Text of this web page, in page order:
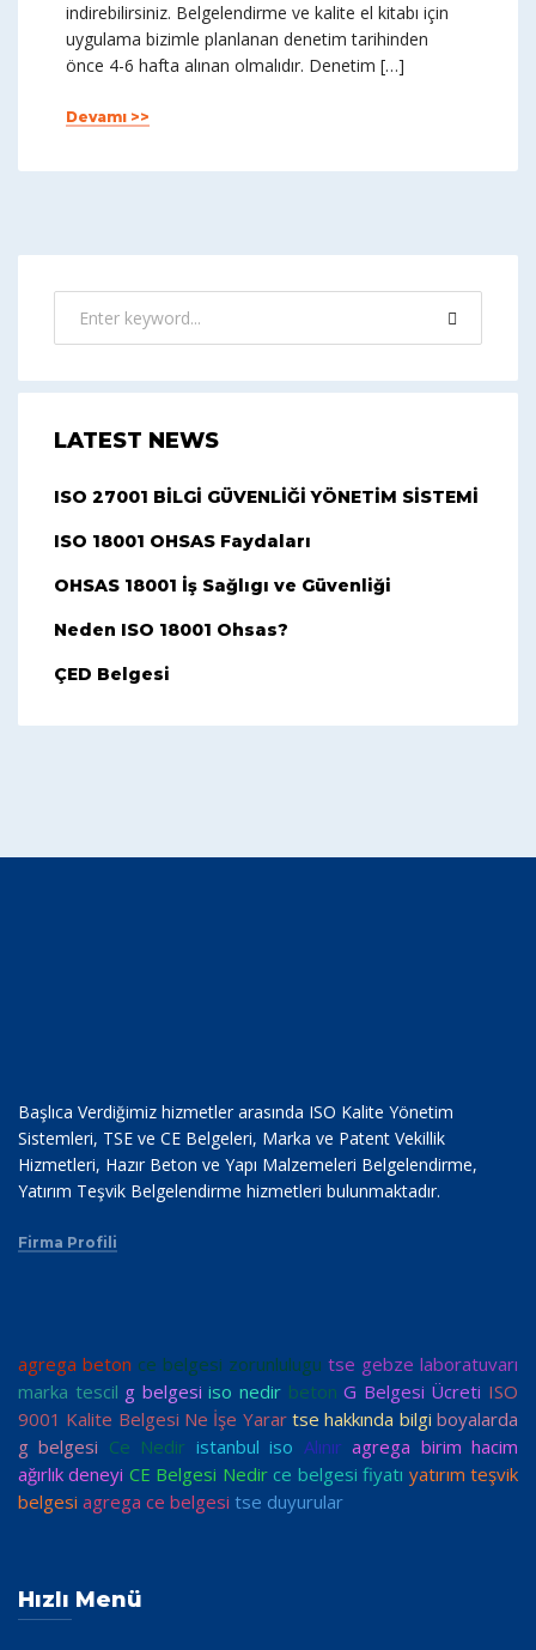
indirebilirsiniz. Belgelendirme ve kalite el kitabı için
uygulama bizimle planlanan denetim tarihinden
önce 4-6 hafta alınan olmalıdır. Denetim […]
Devamı >>
LATEST NEWS
ISO 27001 BİLGİ GÜVENLİĞİ YÖNETİM SİSTEMİ
ISO 18001 OHSAS Faydaları
OHSAS 18001 İş Sağlıgı ve Güvenliği
Neden ISO 18001 Ohsas?
ÇED Belgesi
Başlıca Verdiğimiz hizmetler arasında ISO Kalite Yönetim
Sistemleri, TSE ve CE Belgeleri, Marka ve Patent Vekillik
Hizmetleri, Hazır Beton ve Yapı Malzemeleri Belgelendirme,
Yatırım Teşvik Belgelendirme hizmetleri bulunmaktadır.
Firma Profili
agrega beton ce belgesi zorunlulugu tse gebze laboratuvarı
marka tescil g belgesi iso nedir beton G Belgesi Ücreti ISO
9001 Kalite Belgesi Ne İşe Yarar tse hakkında bilgi boyalarda
g belgesi Ce Nedir istanbul iso Alınır agrega birim hacim
ağırlık deneyi CE Belgesi Nedir ce belgesi fiyatı yatırım teşvik
belgesi agrega ce belgesi tse duyurular
Hızlı Menü